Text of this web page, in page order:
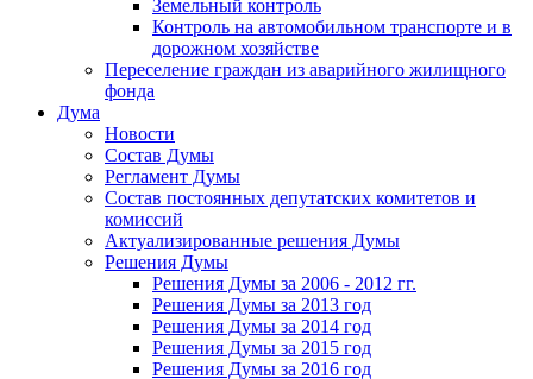
Земельный контроль
Контроль на автомобильном транспорте и в
дорожном хозяйстве
Переселение граждан из аварийного жилищного
фонда
Дума
Новости
Состав Думы
Регламент Думы
Состав постоянных депутатских комитетов и
комиссий
Актуализированные решения Думы
Решения Думы
Решения Думы за 2006 - 2012 гг.
Решения Думы за 2013 год
Решения Думы за 2014 год
Решения Думы за 2015 год
Решения Думы за 2016 год